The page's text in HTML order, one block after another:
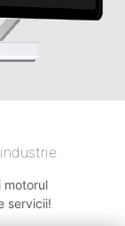
motorul
servicii!